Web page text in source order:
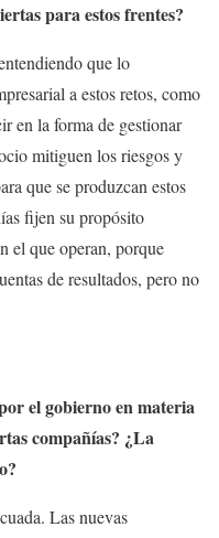
para estos frentes?
que lo
a estos retos, como
en la forma de gestionar
mitiguen los riesgos y
que se produzcan estos
fijen su propósito
el que operan, porque
de resultados, pero no
el gobierno en materia
compañías? ¿La
Las nuevas